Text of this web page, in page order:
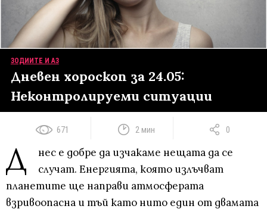
ЗОДИИТЕ И АЗ
Дневен хороскоп за 24.05:
Неконтролируеми ситуации
671 2 мин 0
Д
нес е добре да изчакаме нещата да се
случат. Енергията, която излъчват
планетите ще направи атмосферата
взривоопасна и тъй като нито един от двамата